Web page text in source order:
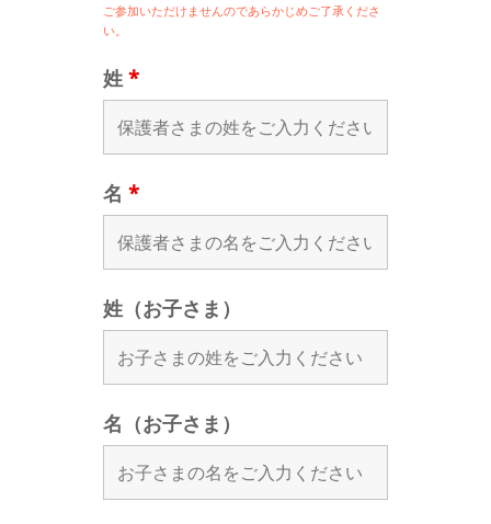
ご参加いただけませんのであらかじめご了承くださ
い。
姓 *
名 *
姓（お子さま）
名（お子さま）